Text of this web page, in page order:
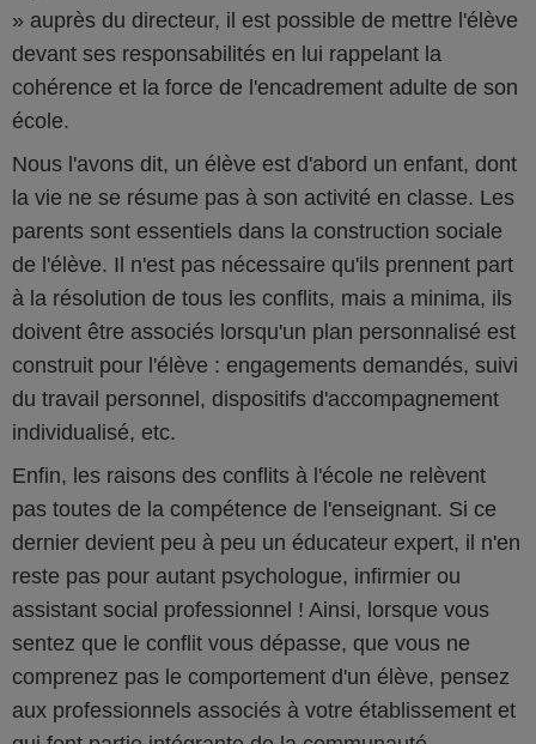
» auprès du directeur, il est possible de mettre l'élève
devant ses responsabilités en lui rappelant la
cohérence et la force de l'encadrement adulte de son
école.
Nous l'avons dit, un élève est d'abord un enfant, dont
la vie ne se résume pas à son activité en classe. Les
parents sont essentiels dans la construction sociale
de l'élève. Il n'est pas nécessaire qu'ils prennent part
à la résolution de tous les conflits, mais a minima, ils
doivent être associés lorsqu'un plan personnalisé est
construit pour l'élève : engagements demandés, suivi
du travail personnel, dispositifs d'accompagnement
individualisé, etc.
Enfin, les raisons des conflits à l'école ne relèvent
pas toutes de la compétence de l'enseignant. Si ce
dernier devient peu à peu un éducateur expert, il n'en
reste pas pour autant psychologue, infirmier ou
assistant social professionnel ! Ainsi, lorsque vous
sentez que le conflit vous dépasse, que vous ne
comprenez pas le comportement d'un élève, pensez
aux professionnels associés à votre établissement et